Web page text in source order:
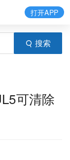
搜索
打开APP
可清除